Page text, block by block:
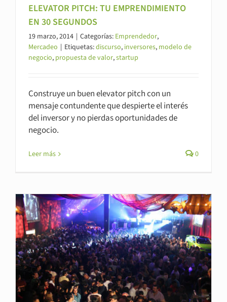
ELEVATOR PITCH: TU EMPRENDIMIENTO
EN 30 SEGUNDOS
19 marzo, 2014 | Categorías: Emprendedor,
Mercadeo | Etiquetas:discurso, inversores, modelo de
negocio, propuesta de valor,startup
Construye un buen elevator pitch con un
mensaje contundente que despierte el interés
del inversor y no pierdas oportunidades de
negocio.
Leer más 0